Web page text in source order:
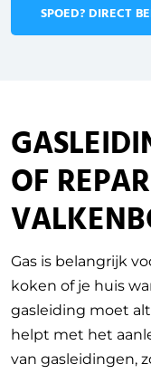
SPOED? DIRECT
OF
Gas is belangrijk
koken of je huis
gasleiding moet
helpt met het
van gasleidingen,